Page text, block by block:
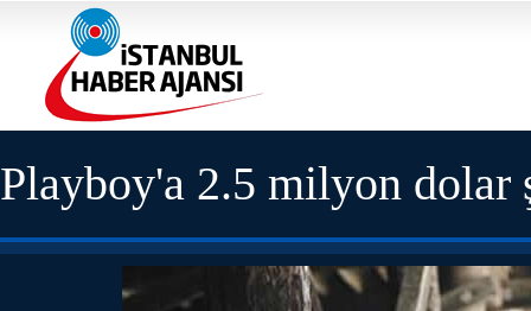
Playboy'a 2.5 milyon dolar